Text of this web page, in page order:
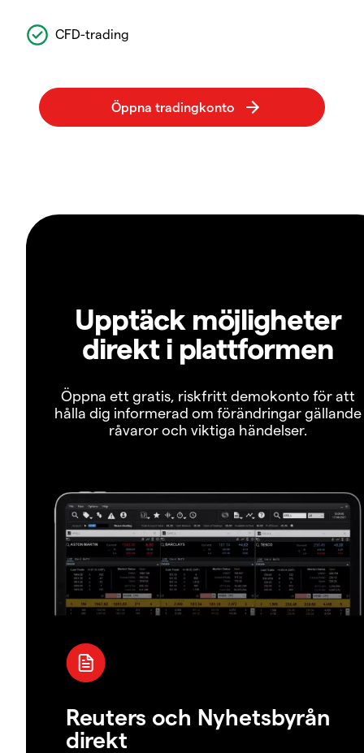
CFD-trading
Upptäck möjligheter
direkt i plattformen
Öppna ett gratis, riskfritt demokonto för att
hålla dig informerad om förändringar gällande
råvaror och viktiga händelser.
Reuters och Nyhetsbyrån
direkt